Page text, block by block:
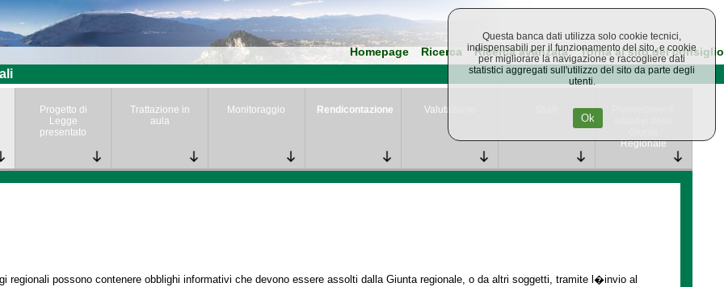
Homepage Ricerca Ricerca avanzata Torna al sito del consiglio
Progetto di
Legge
presentato
Trattazione in
aula
Monitoraggio Rendicontazione Valutazione
Regionale
regionali possono contenere obblighi informativi che devono essere assolti dalla Giunta regionale, o da altri soggetti, tramite l�invio al
Questa banca dati utilizza solo cookie tecnici,
indispensabili per il funzionamento del sito, e cookie
per migliorare la navigazione e raccogliere dati
statistici aggregati sull'utilizzo del sito da parte degli
utenti.
Ok